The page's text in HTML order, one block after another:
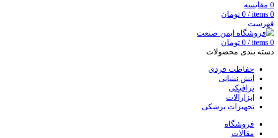
0 مقایسه
0
items
/
0 تومان
فهرست
0
items
/
0 تومان
دسته بندی محصولات
حفاظت فردی
آتش نشانی
ترافیکی
ابزارآلات
تجهیزات پزشکی
فروشگاه
مقالات